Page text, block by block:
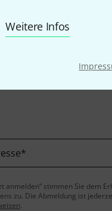
Weitere Infos
*
anmelden“ stimmen Sie dem
zu. Die Abmeldung ist
.